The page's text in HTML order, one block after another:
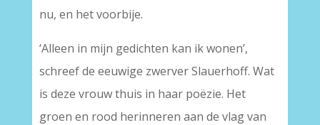
nu, en het voorbije.
‘Alleen in mijn gedichten kan ik wonen’,
schreef de eeuwige zwerver Slauerhoff. Wat
is deze vrouw thuis in haar poëzie. Het
groen en rood herinneren aan de vlag van